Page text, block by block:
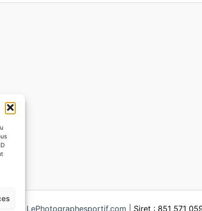
2026 LePhotographesportif.com | Siret : 851 571